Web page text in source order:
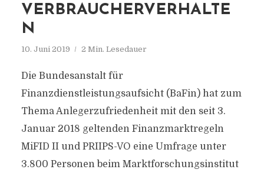
VERBRAUCHERVERHALTE
N
10. Juni 2019 2 Min. Lesedauer
Die Bundesanstalt für
Finanzdienstleistungsaufsicht (BaFin) hat zum
Thema Anlegerzufriedenheit mit den seit 3.
Januar 2018 geltenden Finanzmarktregeln
MiFID II und PRIIPS-VO eine Umfrage unter
3.800 Personen beim Marktforschungsinstitut